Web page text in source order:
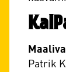
Patrik